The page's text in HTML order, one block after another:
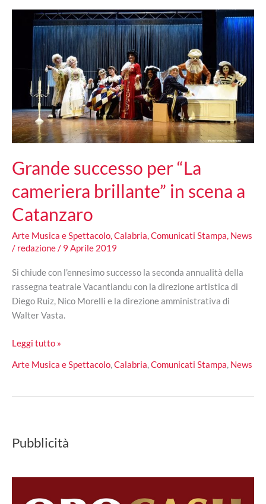
Grande successo per “La
cameriera brillante” in scena a
Catanzaro
Arte Musica e Spettacolo,Calabria,Comunicati Stampa, News
/ redazione/ 9 Aprile 2019
Si chiude con l’ennesimo successo la seconda annualità della
rassegna teatrale Vacantiandu con la direzione artistica di
Diego Ruiz, Nico Morelli e la direzione amministrativa di
Walter Vasta.
Grande
per
cameriera
scena
Leggi tutto »
Arte Musica e Spettacolo,Calabria,Comunicati Stampa, News
Pubblicità